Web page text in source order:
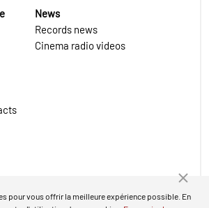
News
Records news
Cinema radio videos
pour vous offrir la meilleure expérience possible. En